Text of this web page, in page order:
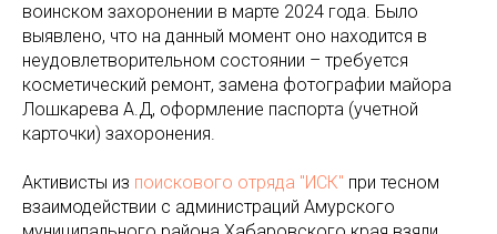
воинском захоронении в марте 2024 года. Было
выявлено, что на данный момент оно находится в
неудовлетворительном состоянии – требуется
косметический ремонт, замена фотографии майора
Лошкарева А.Д, оформление паспорта (учетной
карточки) захоронения.
Активисты из поискового отряда "ИСК" при тесном
взаимодействии с администраций Амурского